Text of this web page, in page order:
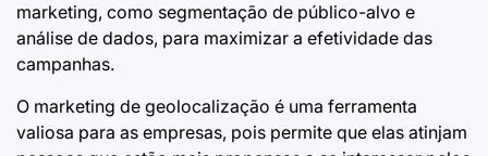
marketing, como segmentação de público-alvo e
análise de dados, para maximizar a efetividade das
campanhas.
O marketing de geolocalização é uma ferramenta
valiosa para as empresas, pois permite que elas atinjam